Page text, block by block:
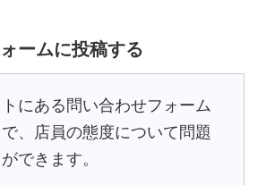
ームに投稿する
にある問い合わせフォーム
、店員の態度について問題
できます。